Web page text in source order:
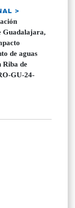
>
Guadalajara,
de aguas
Riba de
GU-24-